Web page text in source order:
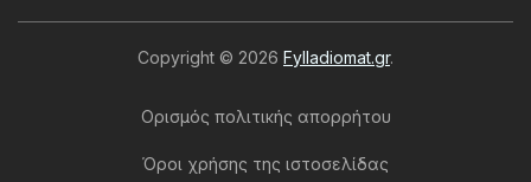
Copyright © 2026 Fylladiomat.gr.
Ορισμός πολιτικής απορρήτου
Όροι χρήσης της ιστοσελίδας